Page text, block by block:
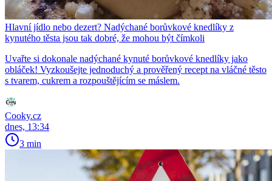
Hlavní jídlo nebo dezert? Nadýchané borůvkové knedlíky z
kynutého těsta jsou tak dobré, že mohou být čímkoli
Uvařte si dokonale nadýchané kynuté borůvkové knedlíky jako
obláček! Vyzkoušejte jednoduchý a prověřený recept na vláčné těsto
s tvarem, cukrem a rozpouštějícím se máslem.
Cooky.cz
dnes, 13:34
3 min